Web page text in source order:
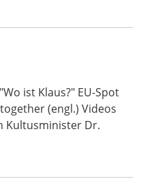
ist Klaus?" EU-Spot
(engl.) Videos
Kultusminister Dr.